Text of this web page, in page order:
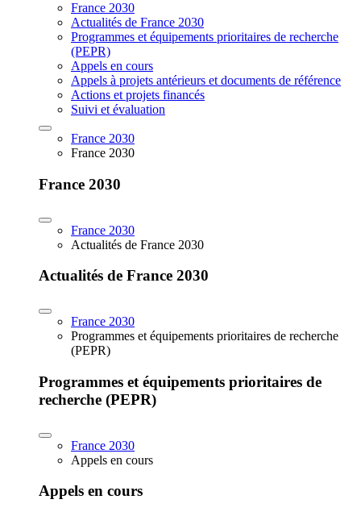
France 2030
Actualités de France 2030
Programmes et équipements prioritaires de recherche
(PEPR)
Appels en cours
Appels à projets antérieurs et documents de référence
Actions et projets financés
Suivi et évaluation
France 2030
France 2030
France 2030
France 2030
Actualités de France 2030
Actualités de France 2030
France 2030
Programmes et équipements prioritaires de recherche
(PEPR)
Programmes et équipements prioritaires de
recherche (PEPR)
France 2030
Appels en cours
Appels en cours